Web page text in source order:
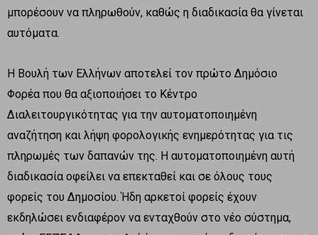
μπορέσουν να πληρωθούν, καθώς η διαδικασία θα γίνεται
αυτόματα.
Η Βουλή των Ελλήνων αποτελεί τον πρώτο Δημόσιο
Φορέα που θα αξιοποιήσει το Κέντρο
Διαλειτουργικότητας για την αυτοματοποιημένη
αναζήτηση και λήψη φορολογικής ενημερότητας για τις
πληρωμές των δαπανών της. Η αυτοματοποιημένη αυτή
διαδικασία οφείλει να επεκταθεί και σε όλους τους
φορείς του Δημοσίου. Ήδη αρκετοί φορείς έχουν
εκδηλώσει ενδιαφέρον να ενταχθούν στο νέο σύστημα,